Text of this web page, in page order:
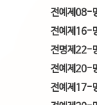
전예제08-
전예제16-
전명제22-
전예제20-
전예제17-